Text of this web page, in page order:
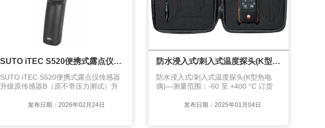
SUTO iTEC S520便携式露点仪传感器升级
SUTO iTEC S520便携式露点仪传感器
升级原传感器B（原不带压力测试）升
升级后为传感器 C：-60 ... +50 °C Td，
发布日期：2026年02月24日
防水浸入式/刺入式温度探头(K型热电偶)—测量范围：-60 至 +400 °C 订货号:0602 1293
防水浸入式/刺入式温度探头(K型热电
偶)—测量范围：-60 至 +400 °C 订货
探头(K型热电偶)，测量范围：-60 至
发布日期：2025年01月04日